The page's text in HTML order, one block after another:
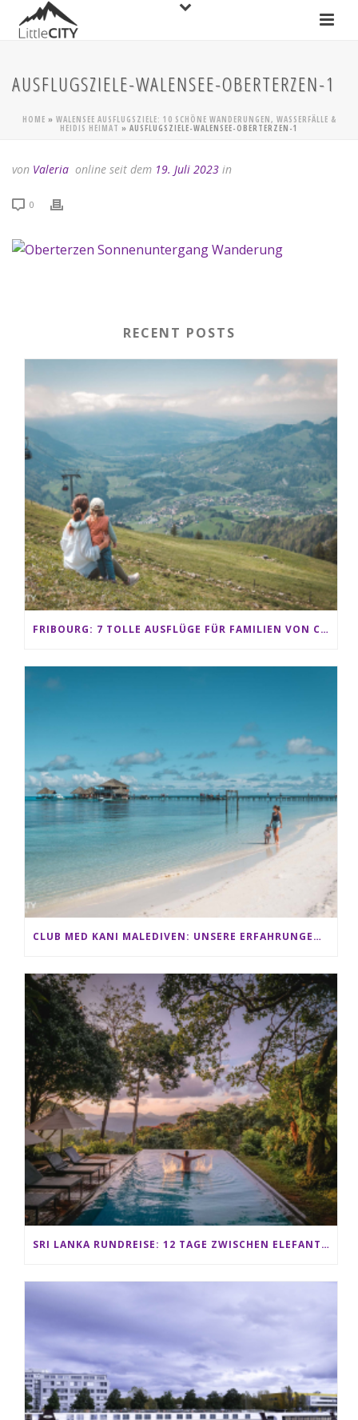
AUSFLUGSZIELE-WALENSEE-OBERTERZEN-1
HOME » WALENSEE AUSFLUGSZIELE: 10 SCHÖNE WANDERUNGEN, WASSERFÄLLE &
HEIDIS HEIMAT » AUSFLUGSZIELE-WALENSEE-OBERTERZEN-1
von Valeria online seit dem 19. Juli 2023 in
0
RECENT POSTS
FRIBOURG: 7 TOLLE AUSFLÜGE FÜR FAMILIEN VON CHARMEY BIS LES PACCOTS
CLUB MED KANI MALEDIVEN: UNSERE ERFAHRUNGEN IM ALL-INCLUSIVE PARADIES
SRI LANKA RUNDREISE: 12 TAGE ZWISCHEN ELEFANTEN, TEEPLANTAGEN & STRAND ALS FAMILIE